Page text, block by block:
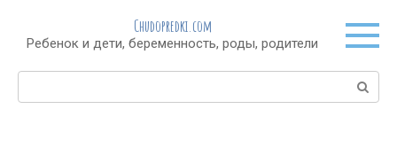
контенту
Chudopredki.com
Ребенок и дети, беременность, роды, родители
Поиск: